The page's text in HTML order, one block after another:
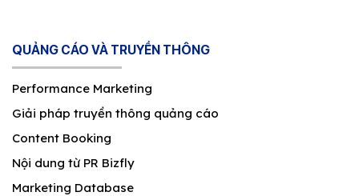
QUẢNG CÁO VÀ TRUYỀN THÔNG
Performance Marketing
Giải pháp truyền thông quảng cáo
Content Booking
Nội dung từ PR Bizfly
Marketing Database